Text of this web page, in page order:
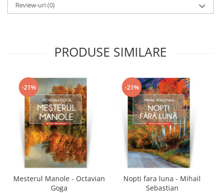
Review-uri(0)
PRODUSE SIMILARE
-21%
Mesterul Manole - Octavian
Goga
-21%
Nopti fara luna - Mihail
Sebastian